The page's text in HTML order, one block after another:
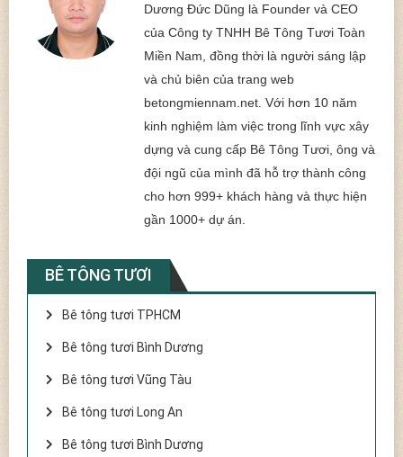
Dương Đức Dũng là Founder và CEO
của Công ty TNHH Bê Tông Tươi Toàn
Miền Nam, đồng thời là người sáng lập
và chủ biên của trang web
betongmiennam.net. Với hơn 10 năm
kinh nghiệm làm việc trong lĩnh vực xây
dựng và cung cấp Bê Tông Tươi, ông và
đội ngũ của mình đã hỗ trợ thành công
cho hơn 999+ khách hàng và thực hiện
gần 1000+ dự án.
BÊ TÔNG TƯƠI
Bê tông tươi TPHCM
Bê tông tươi Bình Dương
Bê tông tươi Vũng Tàu
Bê tông tươi Long An
Bê tông tươi Bình Dương